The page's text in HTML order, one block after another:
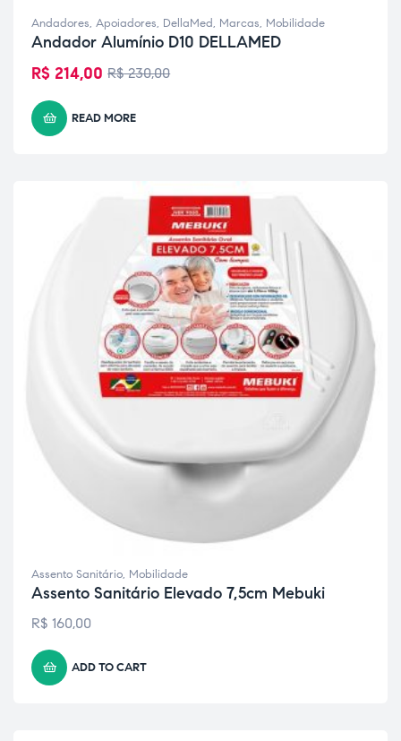
Andadores, Apoiadores, DellaMed, Marcas, Mobilidade
Andador Alumínio D10 DELLAMED
R$230,00
R$ 214,00
READ MORE
Assento Sanitário, Mobilidade
Assento Sanitário Elevado 7,5cm Mebuki
R$ 160,00
ADD TO CART